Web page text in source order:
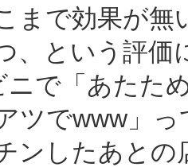
まで効果が無
、という評価
ニで「あたた
ツでwww」
ンしたあと